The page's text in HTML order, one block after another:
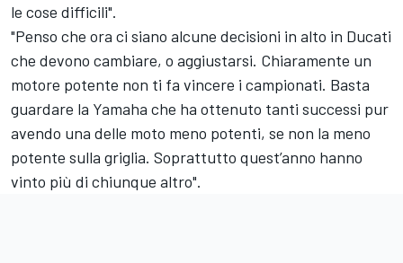
le cose difficili".
"Penso che ora ci siano alcune decisioni in alto in Ducati
che devono cambiare, o aggiustarsi. Chiaramente un
motore potente non ti fa vincere i campionati. Basta
guardare la Yamaha che ha ottenuto tanti successi pur
avendo una delle moto meno potenti, se non la meno
potente sulla griglia. Soprattutto quest’anno hanno
vinto più di chiunque altro".